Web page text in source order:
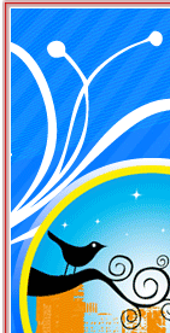
หน้าแรก